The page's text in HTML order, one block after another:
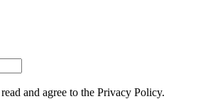
and agree to the Privacy Policy.